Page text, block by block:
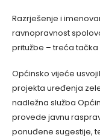
Razrješenje i
ravnopravnost
pritužbe – treća
Općinsko vijeće
projekta uređenja
nadležna služba
provede javnu
ponuđene sugestije,